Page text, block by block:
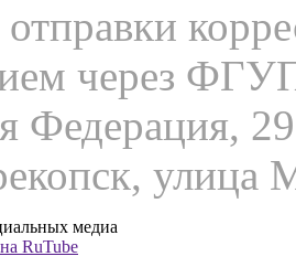
через
Федерация,
улица
медиа
RuTube